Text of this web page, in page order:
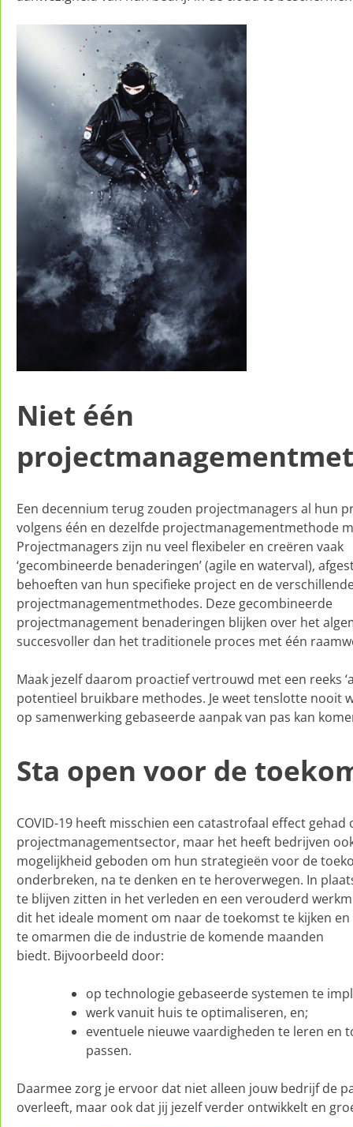
Niet één
Een decennium terug zouden projectmanagers al hun
volgens één en dezelfde projectmanagementmethode
Projectmanagers zijn nu veel flexibeler en creëren vaak
‘gecombineerde benaderingen’ (agile en waterval),
behoeften van hun specifieke project en de
projectmanagementmethodes. Deze gecombineerde
projectmanagement benaderingen blijken over het
succesvoller dan het traditionele proces met één
Maak jezelf daarom proactief vertrouwd met een reeks
potentieel bruikbare methodes. Je weet tenslotte nooit
op samenwerking gebaseerde aanpak van pas kan
Sta open voor de
COVID-19 heeft misschien een catastrofaal effect gehad
projectmanagementsector, maar het heeft bedrijven
mogelijkheid geboden om hun strategieën voor de
onderbreken, na te denken en te heroverwegen. In
te blijven zitten in het verleden en een verouderd
dit het ideale moment om naar de toekomst te kijken
te omarmen die de industrie de komende maanden
biedt. Bijvoorbeeld door:
op technologie gebaseerde systemen te
werk vanuit huis te optimaliseren, en;
eventuele nieuwe vaardigheden te leren en
passen.
Daarmee zorg je ervoor dat niet alleen jouw bedrijf de
overleeft, maar ook dat jij jezelf verder ontwikkelt en